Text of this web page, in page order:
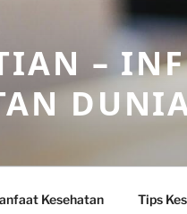
–
Kesehatan Tips